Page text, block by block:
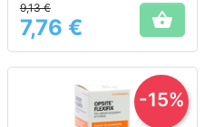
plaies
Prix
9,13 €
7,76 € 
-15%